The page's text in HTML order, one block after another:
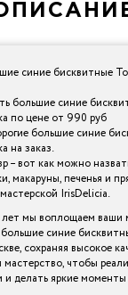
синие бисквитные
большие синие
по цене от 990 руб
большие синие
на заказ.
– вот как можно
макаруны, печенья и
IrisDelicia.
мы воплощаем ваши
синие
сохраняя высокое
мастерство, чтобы
делать яркие моменты